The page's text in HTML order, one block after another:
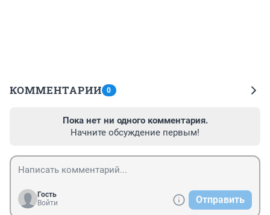
КОММЕНТАРИИ 0
Пока нет ни одного комментария.
Начните обсуждение первым!
Гость
Войти
Отправить